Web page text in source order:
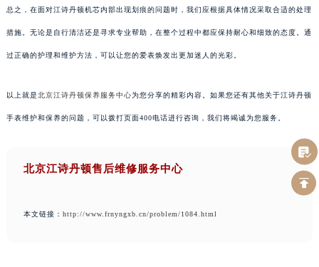
总之，在面对江诗丹顿机芯内部出现划痕的问题时，我们应根据具体情况采取合适的处理
措施。无论是自行清洁还是寻求专业帮助，在整个过程中都应保持耐心和细致的态度。通
过正确的护理和维护方法，可以让您的爱表焕发出更加迷人的光彩。
以上就是北京江诗丹顿保养服务中心为您分享的精彩内容。如果您还有其他关于江诗丹顿
手表维护和保养的问题，可以拨打页面400电话进行咨询，我们将竭诚为您服务。
北京江诗丹顿售后维修服务中心
本文链接： http://www.frnyngxb.cn/problem/1084.html